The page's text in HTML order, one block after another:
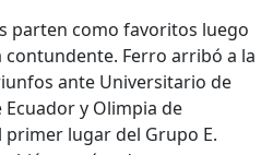
parten como favoritos luego
Ferro arribó a la
ante Universitario de
Ecuador y Olimpia de
primer lugar del Grupo E.